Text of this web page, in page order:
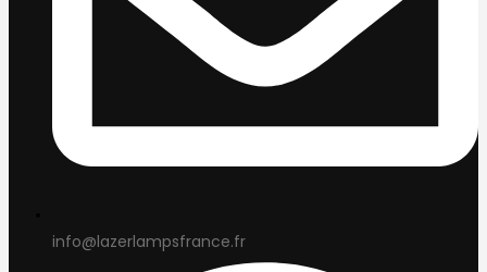
info@lazerlampsfrance.fr